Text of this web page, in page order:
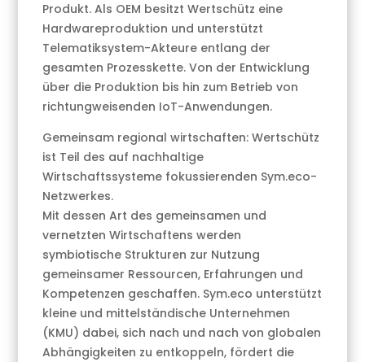
Produkt. Als OEM besitzt Wertschütz eine
Hardwareproduktion und unterstützt
Telematiksystem-Akteure entlang der
gesamten Prozesskette. Von der Entwicklung
über die Produktion bis hin zum Betrieb von
richtungweisenden IoT-Anwendungen.
Gemeinsam regional wirtschaften: Wertschütz
ist Teil des auf nachhaltige
Wirtschaftssysteme fokussierenden Sym.eco-
Netzwerkes.
Mit dessen Art des gemeinsamen und
vernetzten Wirtschaftens werden
symbiotische Strukturen zur Nutzung
gemeinsamer Ressourcen, Erfahrungen und
Kompetenzen geschaffen. Sym.eco unterstützt
kleine und mittelständische Unternehmen
(KMU) dabei, sich nach und nach von globalen
Abhängigkeiten zu entkoppeln, fördert die